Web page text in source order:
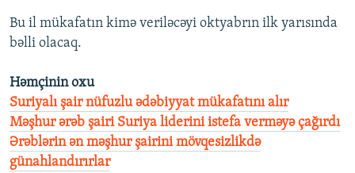
Bu il mükafatın kimə veriləcəyi oktyabrın ilk yarısında
bəlli olacaq.
Həmçinin oxu
Suriyalı şair nüfuzlu ədəbiyyat mükafatını alır
Məşhur ərəb şairi Suriya liderini istefa verməyə çağırdı
Ərəblərin ən məşhur şairini mövqesizlikdə
günahlandırırlar